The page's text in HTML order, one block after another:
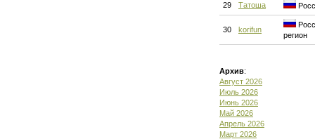
29 Татоша
30 korifun
регион
Архив:
Август 2026
Июль 2026
Июнь 2026
Май 2026
Апрель 2026
Март 2026